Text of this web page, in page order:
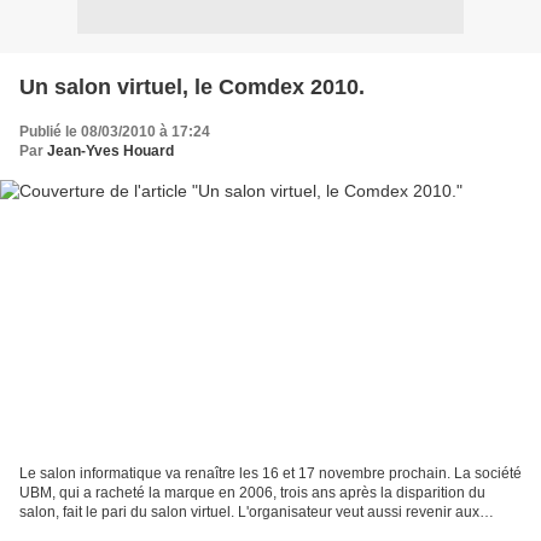
Un salon virtuel, le Comdex 2010.
Publié le 08/03/2010 à 17:24
Par Jean-Yves Houard
Le salon informatique va renaître les 16 et 17 novembre prochain. La société
UBM, qui a racheté la marque en 2006, trois ans après la disparition du
salon, fait le pari du salon virtuel. L'organisateur veut aussi revenir aux